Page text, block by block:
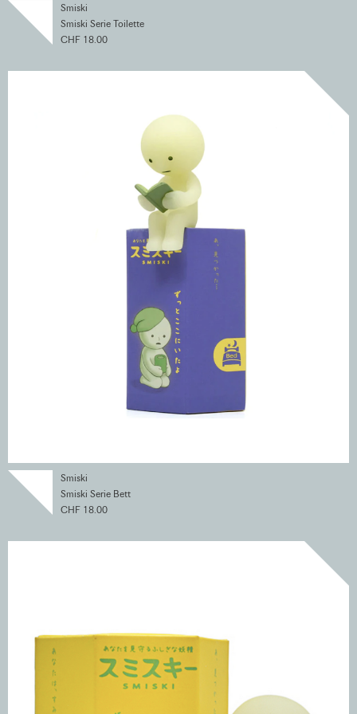
Smiski
Smiski Serie Toilette
CHF 18.00
Smiski
Smiski Serie Bett
CHF 18.00